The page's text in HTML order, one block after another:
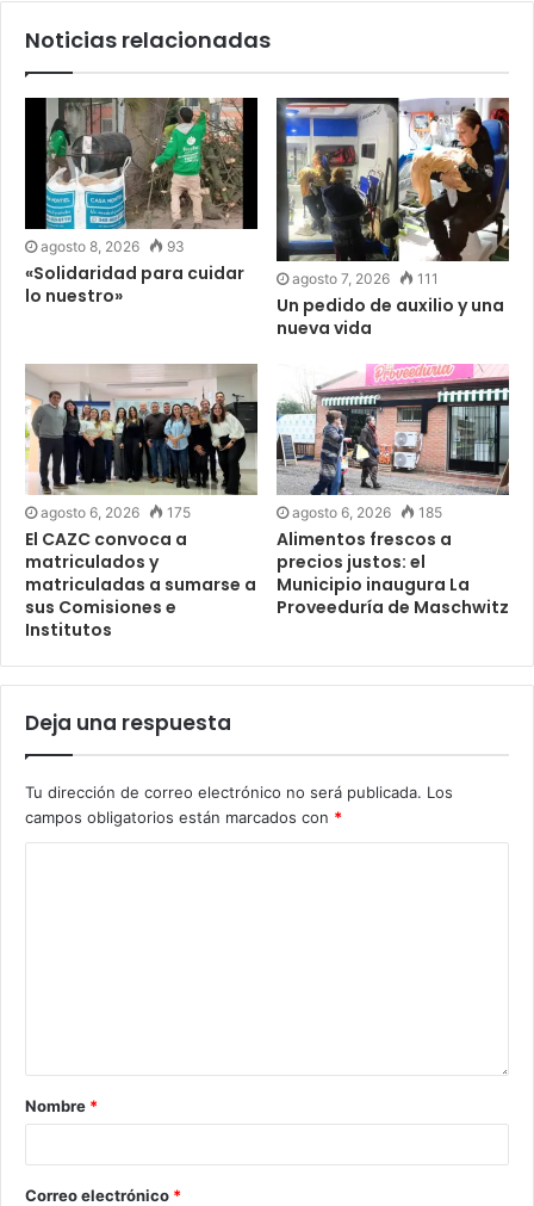
Noticias relacionadas
agosto 8, 2026 93
«Solidaridad para cuidar
lo nuestro»
agosto 7, 2026 111
Un pedido de auxilio y una
nueva vida
agosto 6, 2026 175
El CAZC convoca a
matriculados y
matriculadas a sumarse a
sus Comisiones e
Institutos
agosto 6, 2026 185
Alimentos frescos a
precios justos: el
Municipio inaugura La
Proveeduría de Maschwitz
Deja una respuesta
Tu dirección de correo electrónico no será publicada. Los
campos obligatorios están marcados con *
Nombre *
Correo electrónico *